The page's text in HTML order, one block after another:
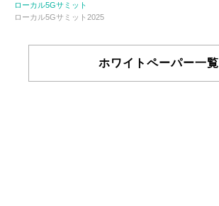
ローカル5Gサミット
ローカル5Gサミット2025
ホワイトペーパー一覧